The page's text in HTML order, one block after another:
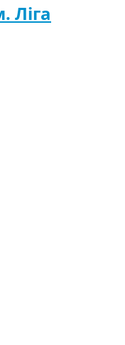
Ліга